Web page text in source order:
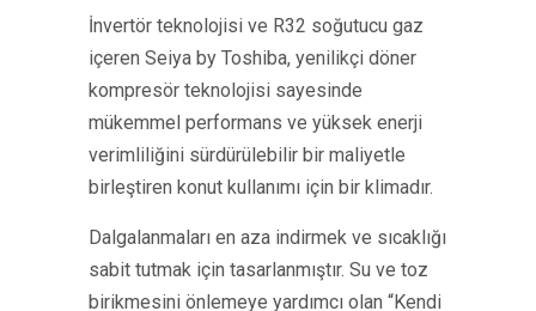
İnvertör teknolojisi ve R32 soğutucu gaz
içeren Seiya by Toshiba, yenilikçi döner
kompresör teknolojisi sayesinde
mükemmel performans ve yüksek enerji
verimliliğini sürdürülebilir bir maliyetle
birleştiren konut kullanımı için bir klimadır.
Dalgalanmaları en aza indirmek ve sıcaklığı
sabit tutmak için tasarlanmıştır. Su ve toz
birikmesini önlemeye yardımcı olan “Kendi